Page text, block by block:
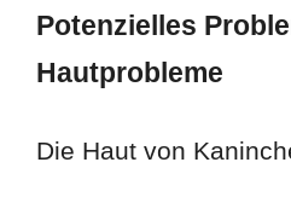
Potenzielles
Hautprobleme
Die Haut von